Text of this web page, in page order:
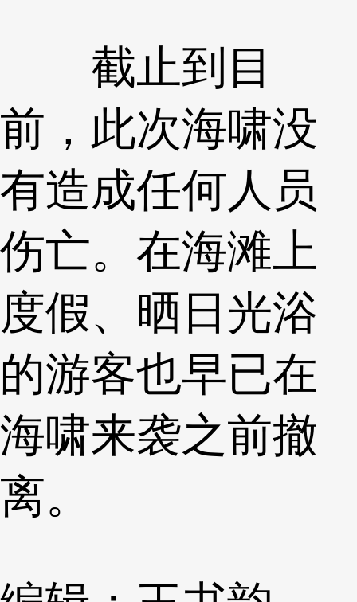
截止到目
前，此次海啸没
有造成任何人员
伤亡。在海滩上
度假、晒日光浴
的游客也早已在
海啸来袭之前撤
离。